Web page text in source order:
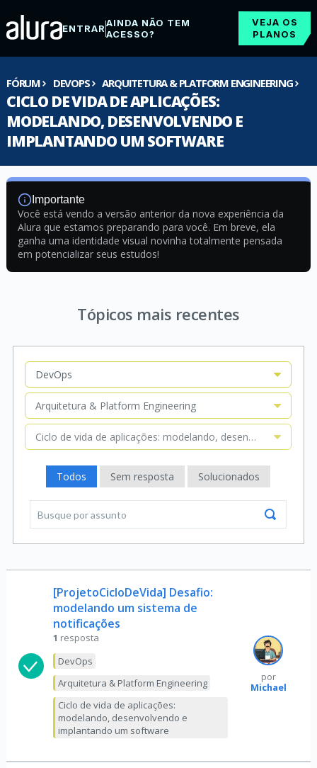
ENTRARAINDA NÃO TEM
ACESSO?
VEJA OS
PLANOS
FÓRUM DEVOPS ARQUITETURA & PLATFORM ENGINEERING
CICLO DE VIDA DE APLICAÇÕES:
MODELANDO, DESENVOLVENDO E
IMPLANTANDO UM SOFTWARE
Importante
Você está vendo a versão anterior da nova experiência da
Alura que estamos preparando para você. Em breve, ela
ganha uma identidade visual novinha totalmente pensada
em potencializar seus estudos!
Tópicos mais recentes
DevOps
Arquitetura & Platform Engineering
Ciclo de vida de aplicações: modelando, desenvolvendo e
Todos Sem resposta Solucionados
[ProjetoCicloDeVida] Desafio:
modelando um sistema de
notificações
1 resposta
DevOps
Arquitetura & Platform Engineering
Ciclo de vida de aplicações:
modelando, desenvolvendo e
implantando um software
por
Michael